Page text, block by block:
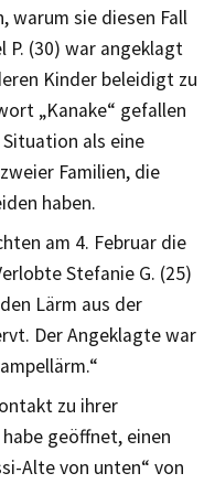
sie diesen Fall
P. (30) war angeklagt
Kinder beleidigt zu
„Kanake“ gefallen
als eine
Familien, die
haben.
am 4. Februar die
Stefanie G. (25)
Lärm aus der
Der Angeklagte war
zu ihrer
habe geöffnet, einen
Alte von unten“ von